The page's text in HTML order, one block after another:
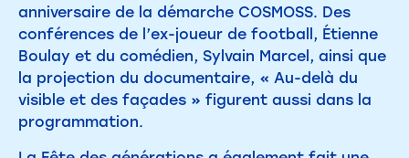
anniversaire de la démarche COSMOSS. Des
conférences de l’ex-joueur de football, Étienne
Boulay et du comédien, Sylvain Marcel, ainsi que
la projection du documentaire, « Au-delà du
visible et des façades » figurent aussi dans la
programmation.